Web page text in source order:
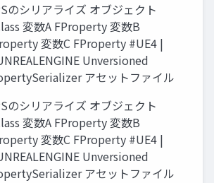
のシリアライズ オブジェクト
変数A FProperty 変数B
変数C FProperty #UE4 |
Unversioned
アセットファイル
のシリアライズ オブジェクト
変数A FProperty 変数B
変数C FProperty #UE4 |
Unversioned
アセットファイル